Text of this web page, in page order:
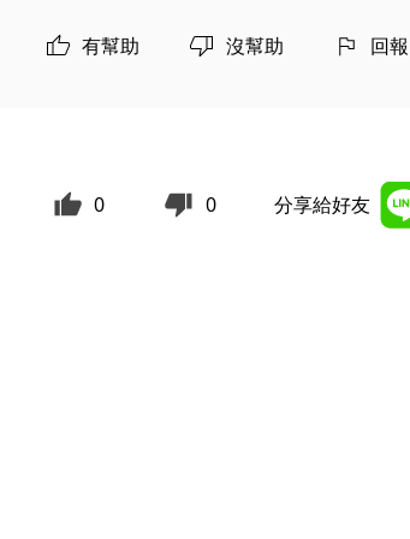
有幫助 沒幫助 回
0 0 分享給好友